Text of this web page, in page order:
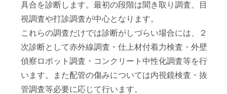
具合を診断します。最初の段階は聞き取り調査、目
視調査や打診調査が中心となります。
これらの調査だけでは診断がしづらい場合には、２
次診断として赤外線調査・仕上材付着力検査・外壁
偵察ロボット調査・コンクリート中性化調査等を行
います。また配管の傷みについては内視鏡検査・抜
管調査等必要に応じて行います。